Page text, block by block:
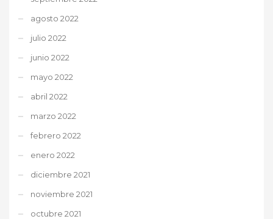
agosto 2022
julio 2022
junio 2022
mayo 2022
abril 2022
marzo 2022
febrero 2022
enero 2022
diciembre 2021
noviembre 2021
octubre 2021